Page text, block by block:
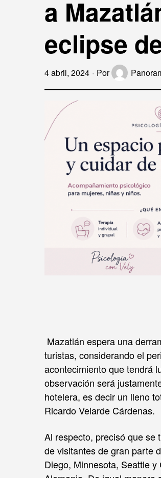
a
eclipse
4 abril, 2024 Por
Mazatlán espera una
turistas, considerando el
acontecimiento que tendrá
observación será
hotelera, es decir un lleno
Ricardo Velarde Cárdenas.
Al respecto, precisó que se
de visitantes de gran parte
Diego, Minnesota, Seattle